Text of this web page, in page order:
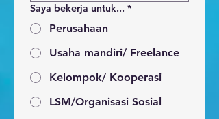
Saya bekerja untuk... *
Perusahaan
Usaha mandiri/ Freelance
Kelompok/ Kooperasi
LSM/Organisasi Sosial